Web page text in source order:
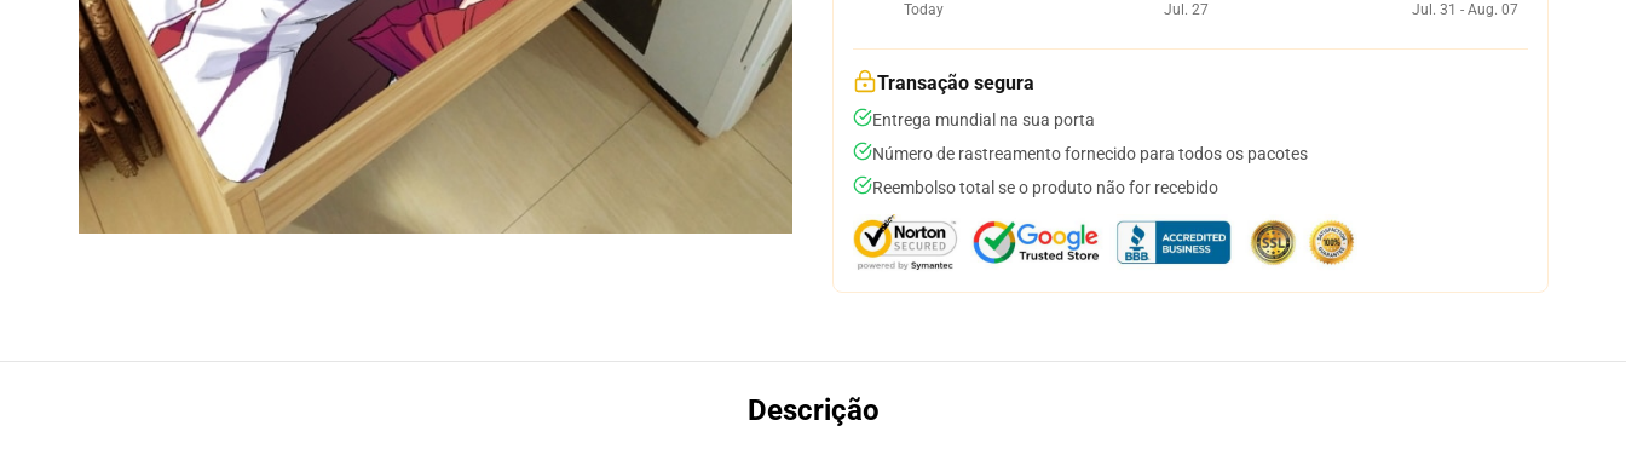
Today
Jul. 27
Jul. 31 - Aug. 07
Transação segura
Entrega mundial na sua porta
Número de rastreamento fornecido para todos os pacotes
Reembolso total se o produto não for recebido
Descrição